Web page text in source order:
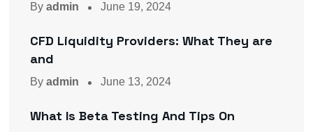
By admin June 19, 2024
CFD Liquidity Providers: What They are
and
By admin June 13, 2024
What Is Beta Testing And Tips On